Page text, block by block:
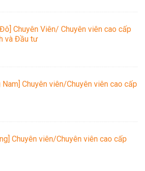
Chuyên Viên/ Chuyên viên cao cấp
và Đầu tư
Nam] Chuyên viên/Chuyên viên cao cấp
Chuyên viên/Chuyên viên cao cấp